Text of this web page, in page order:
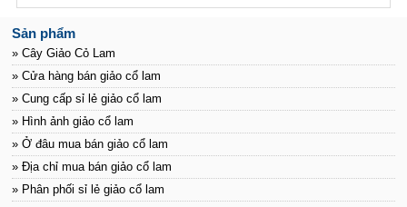
Sản phẩm
» Cây Giảo Cỏ Lam
» Cửa hàng bán giảo cổ lam
» Cung cấp sỉ lẻ giảo cổ lam
» Hình ảnh giảo cổ lam
» Ở đâu mua bán giảo cổ lam
» Địa chỉ mua bán giảo cổ lam
» Phân phối sỉ lẻ giảo cổ lam